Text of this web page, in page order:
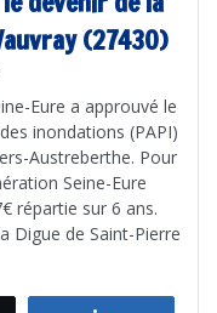
(27430)
Eure a approuvé le
inondations (PAPI)
Austreberthe. Pour
Seine-Eure
répartie sur 6 ans.
Digue de Saint-Pierre